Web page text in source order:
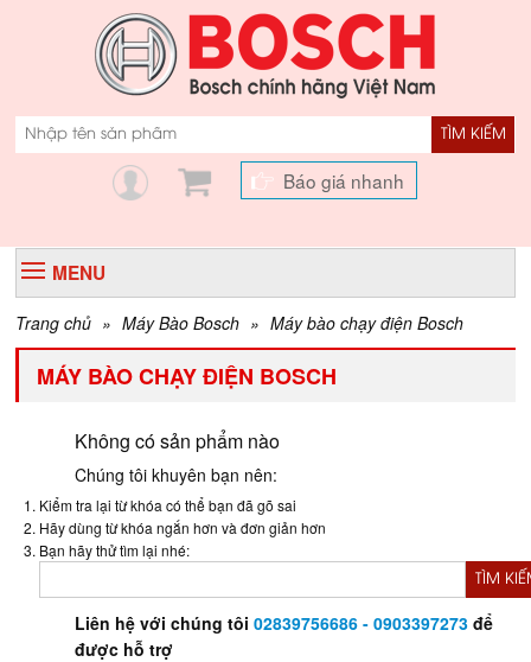
TÌM KIẾM
Báo giá nhanh
MENU
Trang chủ » Máy Bào Bosch » Máy bào chạy điện Bosch
MÁY BÀO CHẠY ĐIỆN BOSCH
Không có sản phẩm nào
Chúng tôi khuyên bạn nên:
Kiểm tra lại từ khóa có thể bạn đã gõ sai
Hãy dùng từ khóa ngắn hơn và đơn giản hơn
Bạn hãy thử tìm lại nhé:
TÌM
Liên hệ với chúng tôi02839756686 - 0903397273 để
được hỗ trợ